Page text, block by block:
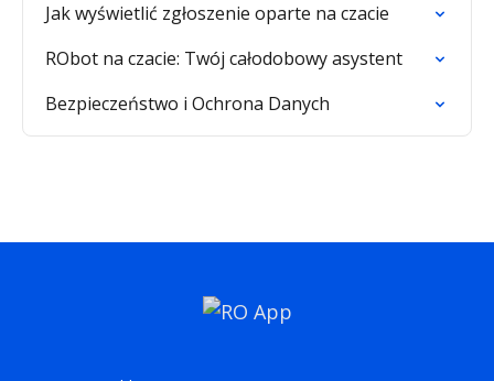
Jak wyświetlić zgłoszenie oparte na czacie
RObot na czacie: Twój całodobowy asystent
Bezpieczeństwo i Ochrona Danych